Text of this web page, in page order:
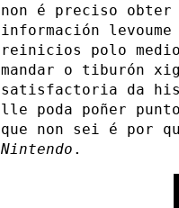
non é preciso
información
reinicios polo
mandar o tiburón
satisfactoria da
lle poda poñer
que non sei é por
Nintendo .